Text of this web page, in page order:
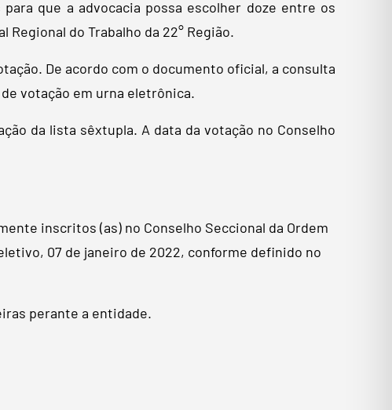
que a advocacia possa escolher doze entre os
do Trabalho da 22° Região.
De acordo com o documento oficial, a consulta
votação em urna eletrônica.
da lista sêxtupla. A data da votação no Conselho
inscritos (as) no Conselho Seccional da Ordem
07 de janeiro de 2022, conforme definido no
perante a entidade.